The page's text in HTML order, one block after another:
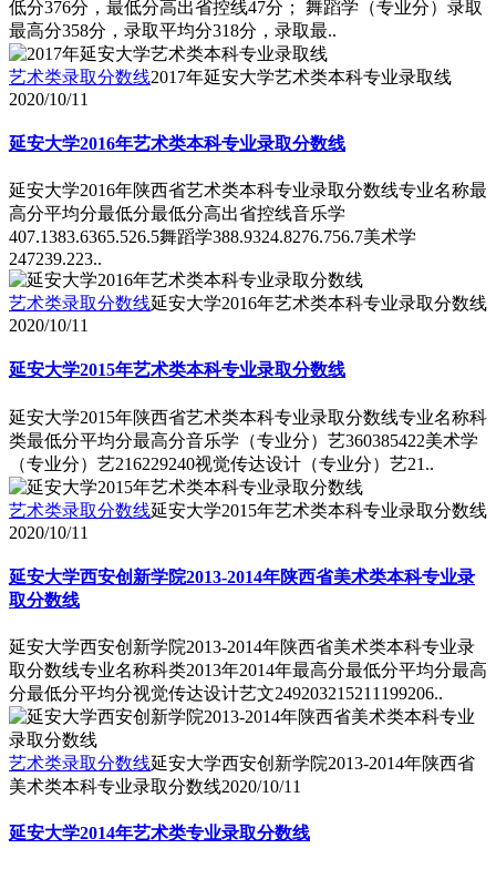
低分376分，最低分高出省控线47分； 舞蹈学（专业分）录取
最高分358分，录取平均分318分，录取最..
艺术类录取分数线2017年延安大学艺术类本科专业录取线
2020/10/11
延安大学2016年艺术类本科专业录取分数线
延安大学2016年陕西省艺术类本科专业录取分数线专业名称最
高分平均分最低分最低分高出省控线音乐学
407.1383.6365.526.5舞蹈学388.9324.8276.756.7美术学
247239.223..
艺术类录取分数线延安大学2016年艺术类本科专业录取分数线
2020/10/11
延安大学2015年艺术类本科专业录取分数线
延安大学2015年陕西省艺术类本科专业录取分数线专业名称科
类最低分平均分最高分音乐学（专业分）艺360385422美术学
（专业分）艺216229240视觉传达设计（专业分）艺21..
艺术类录取分数线延安大学2015年艺术类本科专业录取分数线
2020/10/11
延安大学西安创新学院2013-2014年陕西省美术类本科专业录
取分数线
延安大学西安创新学院2013-2014年陕西省美术类本科专业录
取分数线专业名称科类2013年2014年最高分最低分平均分最高
分最低分平均分视觉传达设计艺文249203215211199206..
艺术类录取分数线延安大学西安创新学院2013-2014年陕西省
美术类本科专业录取分数线2020/10/11
延安大学2014年艺术类专业录取分数线